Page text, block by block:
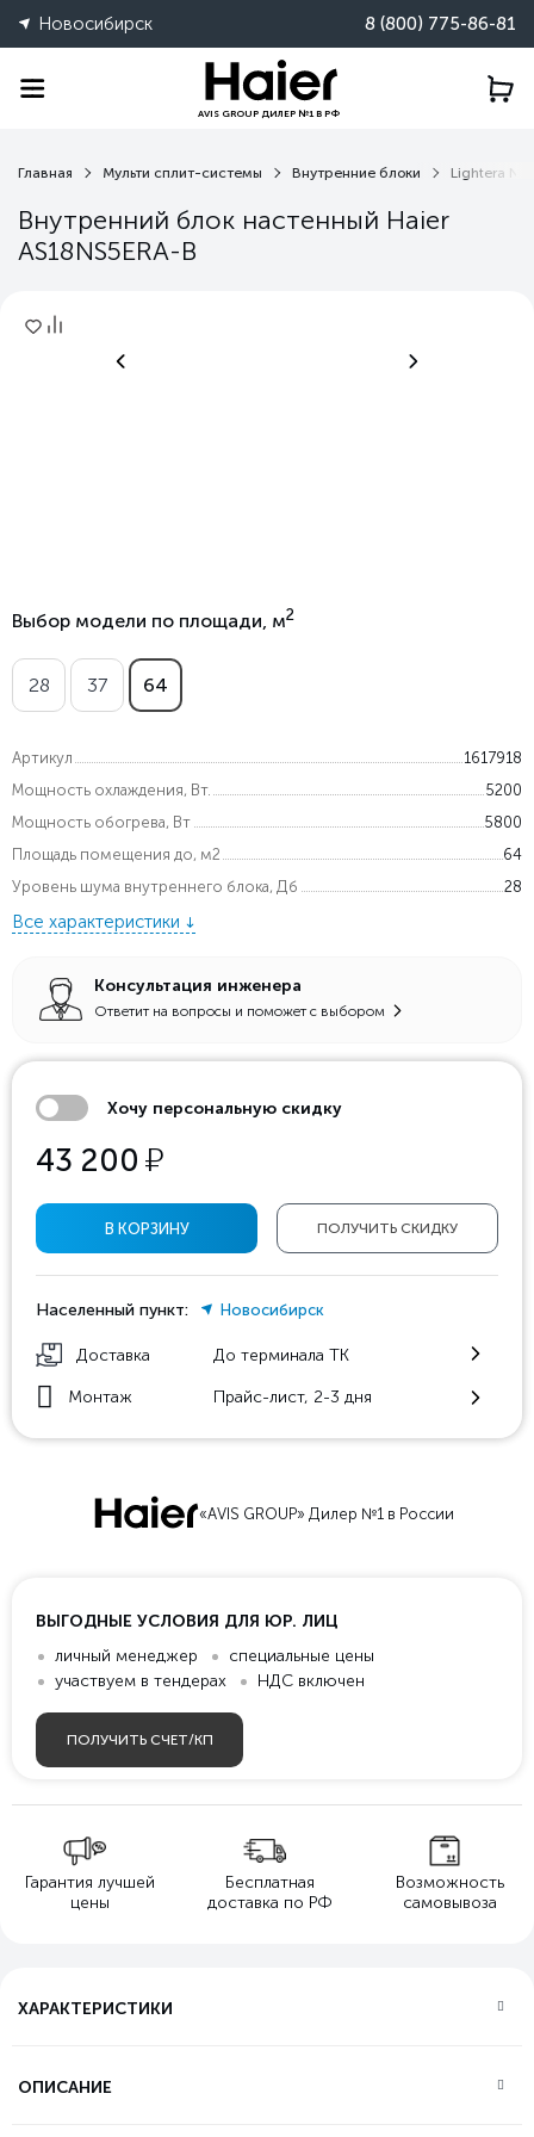
Новосибирск 8 (800) 775-86-81
AVIS GROUP ДИЛЕР №1 В РФ
Главная Мульти сплит-системы Внутренние блоки Lightera
Внутренний блок настенный Haier
AS18NS5ERA-B
Выбор модели по площади, м2
28 37 64
Артикул
1617918
Мощность охлаждения, Вт.
5200
Мощность обогрева, Вт
5800
Площадь помещения до, м2
64
Уровень шума внутреннего блока, Дб
28
Все характеристики
Консультация инженера
Ответит на вопросы и поможет с выбором
Хочу персональную скидку
43 200 у
ПОЛУЧИТЬ СКИДКУ
В КОРЗИНУ
Населенный пункт: Новосибирск
Доставка До терминала ТК
Монтаж Прайс-лист, 2-3 дня
«AVIS GROUP» Дилер №1 в России
ВЫГОДНЫЕ УСЛОВИЯ ДЛЯ ЮР. ЛИЦ
личный менеджер
специальные цены
участвуем в тендерах
НДС включен
ПОЛУЧИТЬ СЧЕТ/КП
Гарантия лучшей
цены
Бесплатная
доставка по РФ
Возможность
самовывоза
ХАРАКТЕРИСТИКИ
ОПИСАНИЕ